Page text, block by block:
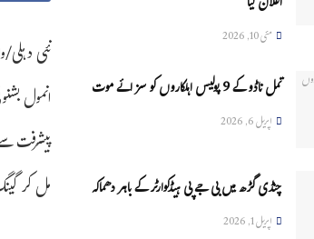
نئی
انمول
پیشرفت
مل کر
مئی 10, 2026
تمل ناڈو کے 9 پولیس اہلکاروں کو سزائے موت
اپریل 6, 2026
چنڈی گڑھ میں بی جے پی ہیڈکوارٹر کے باہر دھماکہ
اپریل 1, 2026